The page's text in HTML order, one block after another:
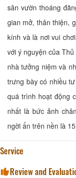
sân vườn thoáng
gian mở, thân thiện,
kính và là nơi vui
với ý nguyện của
nhà tưởng niệm và
trưng bày có nhiều
quá trình hoạt động
nhất là bức ảnh
ngời ẩn trên nền là
Service
Review and